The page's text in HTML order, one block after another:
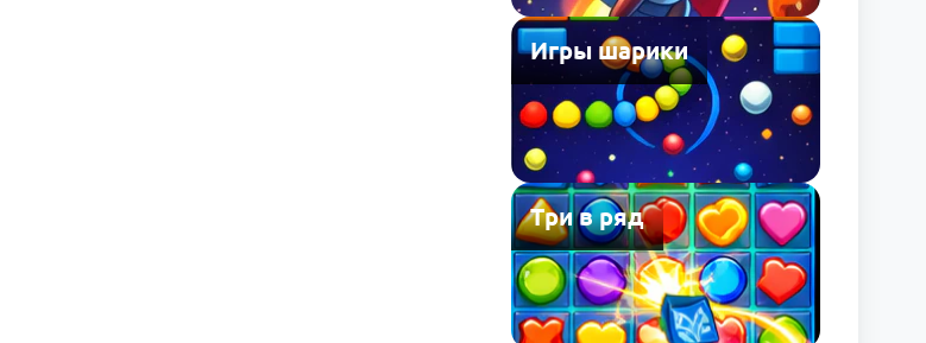
Игры шарики
Три в ряд